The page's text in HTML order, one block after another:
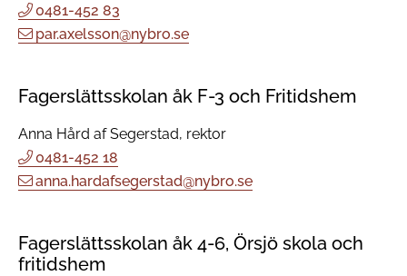
0481-452 83
par.axelsson@nybro.se
Fagerslättsskolan åk F-3 och Fritidshem
Anna Hård af Segerstad, rektor
0481-452 18
anna.hardafsegerstad@nybro.se
Fagerslättsskolan åk 4-6, Örsjö skola och
fritidshem